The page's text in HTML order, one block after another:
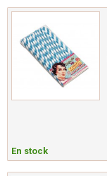
En stock